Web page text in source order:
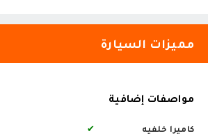
مميزات السيارة
مواصفات إضافية
كاميرا خلفيه
✔